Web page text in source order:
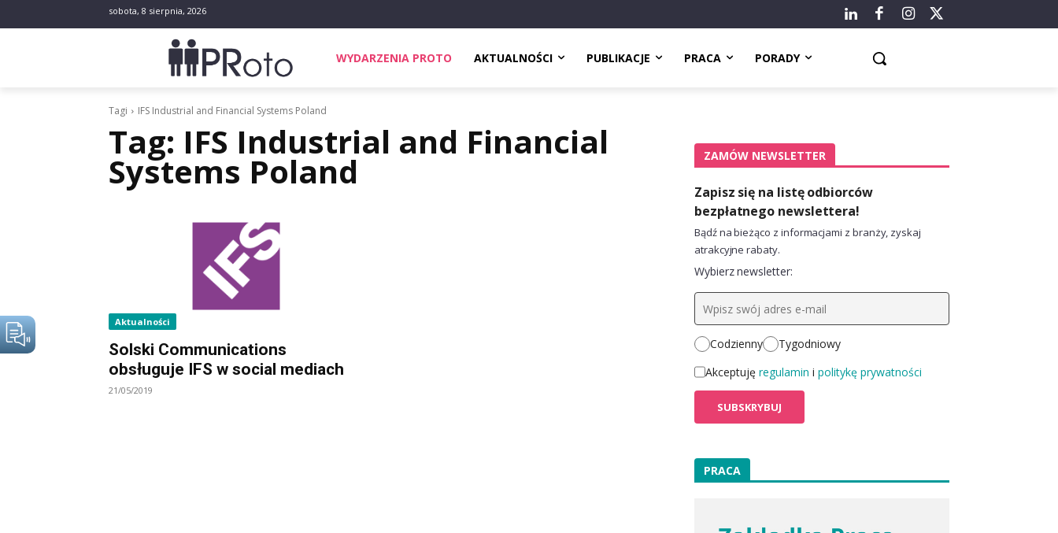
sobota, 8 sierpnia, 2026
WYDARZENIA PROTO AKTUALNOŚCI PUBLIKACJE PRACA PORADY
Tagi IFS Industrial and Financial Systems Poland
Tag: IFS Industrial and Financial
Systems Poland
Aktualności
Solski Communications
obsługuje IFS w social mediach
21/05/2019
ZAMÓW NEWSLETTER
Zapisz się na listę odbiorców
bezpłatnego newslettera!
Bądź na bieżąco z informacjami z branży, zyskaj
atrakcyjne rabaty.
Wybierz newsletter:
Codzienny
Tygodniowy
Akceptuję regulamin i politykę prywatności
PRACA